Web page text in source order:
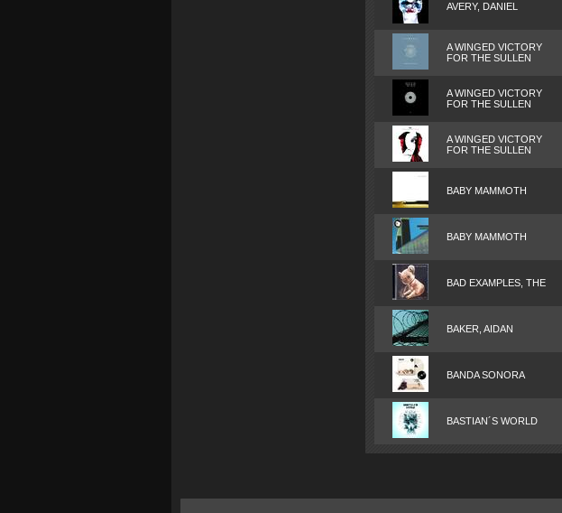
AVERY, DANIEL
A WINGED VICTORY
FOR THE SULLEN
A WINGED VICTORY
FOR THE SULLEN
A WINGED VICTORY
FOR THE SULLEN
BABY MAMMOTH
BABY MAMMOTH
BAD EXAMPLES, THE
BAKER, AIDAN
BANDA SONORA
BASTIAN´S WORLD